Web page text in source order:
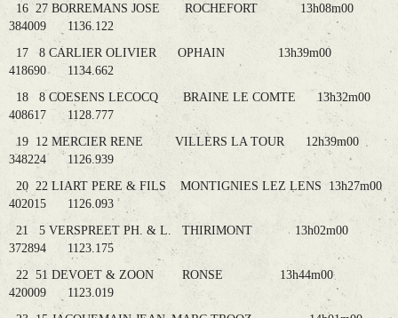
16 27 BORREMANS JOSE ROCHEFORT 13h08m00
384009 1136.122
17 8 CARLIER OLIVIER OPHAIN 13h39m00
418690 1134.662
18 8 COESENS LECOCQ BRAINE LE COMTE 13h32m00
408617 1128.777
19 12 MERCIER RENE VILLERS LA TOUR 12h39m00
348224 1126.939
20 22 LIART PERE & FILS MONTIGNIES LEZ LENS 13h27m00
402015 1126.093
21 5 VERSPREET PH. & L. THIRIMONT 13h02m00
372894 1123.175
22 51 DEVOET & ZOON RONSE 13h44m00
420009 1123.019